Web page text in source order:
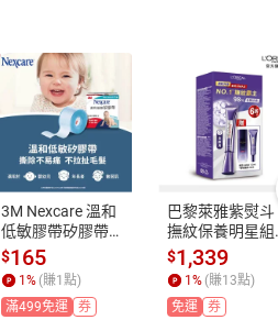
3M Nexcare 溫和
低敏膠帶矽膠帶1
吋 1捲
$165
1% (賺1點)
滿499免運
券
巴黎萊雅紫熨斗
撫紋保養明星組
(3.0版) (紫熨斗
(無按摩頭)30ml+
7.5ml+啵啵晶露2
2ml)
$1,339
1% (賺13點)
免運
券